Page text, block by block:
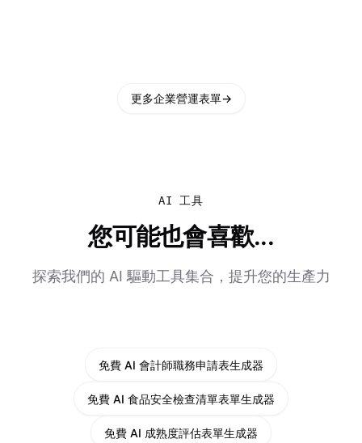
更多企業營運表單→
AI 工具
您可能也會喜歡...
探索我們的 AI 驅動工具集合，提升您的生產力
免費 AI 會計師職務申請表生成器
免費 AI 食品安全檢查清單表單生成器
免費 AI 成熟度評估表單生成器